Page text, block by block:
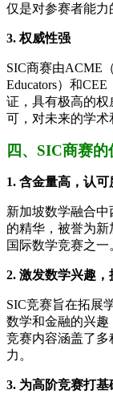
仅是对参赛者能力
3. 权威性强
SIC商赛由ACME
Educators）和CEE
证，具有极高的权
可，对未来的学术
四、SIC商赛的
1. 含金量高，认可
新加坡数学融合
的精华，被誉为
国际数学竞赛之一
2. 激发数学兴趣，
SIC竞赛旨在拓展
数学和金融的兴趣
竞赛内容涵盖了
力。
3. 为高阶竞赛打